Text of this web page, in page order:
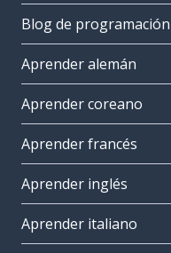
Blog de programación
Aprender alemán
Aprender coreano
Aprender francés
Aprender inglés
Aprender italiano